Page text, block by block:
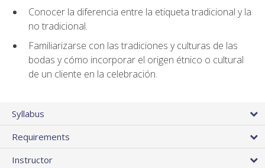
Conocer la diferencia entre la etiqueta tradicional y la
no tradicional.
Familiarizarse con las tradiciones y culturas de las
bodas y cómo incorporar el origen étnico o cultural
de un cliente en la celebración.
Syllabus
Requirements
Instructor